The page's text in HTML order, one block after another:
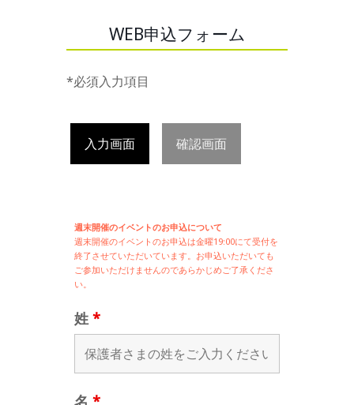
WEB申込フォーム
*必須入力項目
入力画面 確認画面
週末開催のイベントのお申込について
週末開催のイベントのお申込は金曜19:00にて受付を
終了させていただいています。お申込いただいても
ご参加いただけませんのであらかじめご了承くださ
い。
姓 *